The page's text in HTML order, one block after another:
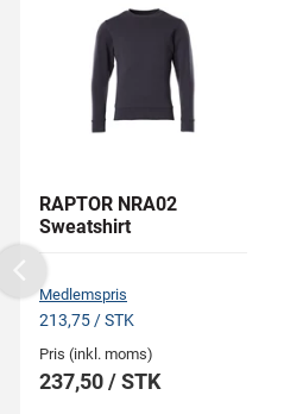
RAPTOR NRA02
Sweatshirt
Medlemspris
213,75 / STK
Pris (inkl. moms)
237,50 / STK
Previous